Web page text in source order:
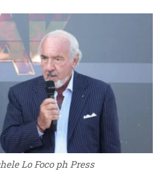
Lo Foco ph Press